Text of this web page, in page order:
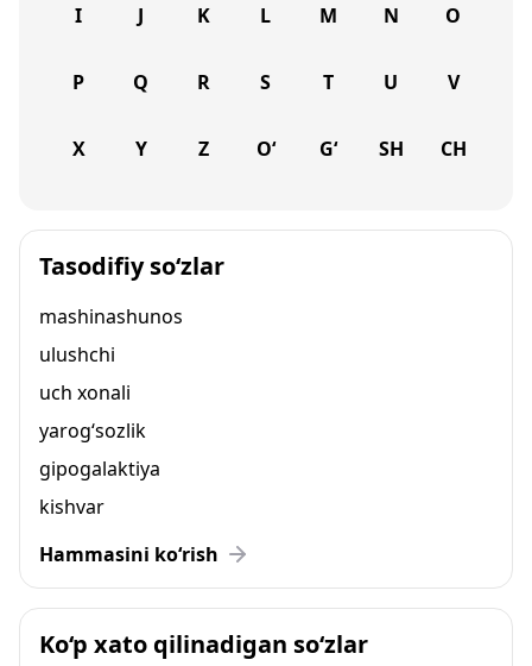
I J K L M N O
P Q R S T U V
X Y Z O‘ G‘ SH CH
Tasodifiy so‘zlar
mashinashunos
ulushchi
uch xonali
yarog‘sozlik
gipogalaktiya
kishvar
Hammasini ko‘rish
Ko‘p xato qilinadigan so‘zlar